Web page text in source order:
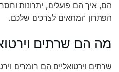
הם, איך הם פועלים, יתרונות
הפתרון המתאים לצרכים שלכם.
מה הם שרתים
שרתים וירטואליים הם חומרים